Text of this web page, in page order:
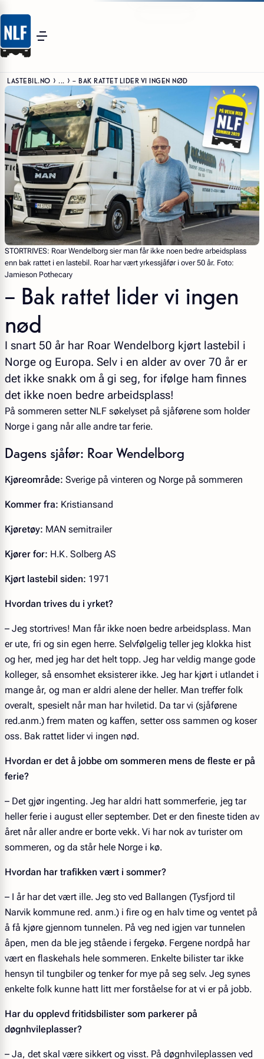
LASTEBIL.NO ... – BAK RATTET LIDER VI INGEN NØD
STORTRIVES: Roar Wendelborg sier man får ikke noen bedre arbeidsplass
enn bak rattet i en lastebil. Roar har vært yrkessjåfør i over 50 år. Foto:
Jamieson Pothecary
– Bak rattet lider vi ingen
nød
I snart 50 år har Roar Wendelborg kjørt lastebil i
Norge og Europa. Selv i en alder av over 70 år er
det ikke snakk om å gi seg, for ifølge ham finnes
det ikke noen bedre arbeidsplass!
På sommeren setter NLF søkelyset på sjåførene som holder
Norge i gang når alle andre tar ferie.
Dagens sjåfør: Roar Wendelborg
Kjøreområde: Sverige på vinteren og Norge på sommeren
Kommer fra: Kristiansand
Kjøretøy: MAN semitrailer
Kjører for: H.K. Solberg AS
Kjørt lastebil siden: 1971
Hvordan trives du i yrket?
– Jeg stortrives! Man får ikke noen bedre arbeidsplass. Man
er ute, fri og sin egen herre. Selvfølgelig teller jeg klokka hist
og her, med jeg har det helt topp. Jeg har veldig mange gode
kolleger, så ensomhet eksisterer ikke. Jeg har kjørt i utlandet i
mange år, og man er aldri alene der heller. Man treffer folk
overalt, spesielt når man har hviletid. Da tar vi (sjåførene
red.anm.) frem maten og kaffen, setter oss sammen og koser
oss. Bak rattet lider vi ingen nød.
Hvordan er det å jobbe om sommeren mens de fleste er på
ferie?
– Det gjør ingenting. Jeg har aldri hatt sommerferie, jeg tar
heller ferie i august eller september. Det er den fineste tiden av
året når aller andre er borte vekk. Vi har nok av turister om
sommeren, og da står hele Norge i kø.
Hvordan har trafikken vært i sommer?
– I år har det vært ille. Jeg sto ved Ballangen (Tysfjord til
Narvik kommune red. anm.) i fire og en halv time og ventet på
å få kjøre gjennom tunnelen. På veg ned igjen var tunnelen
åpen, men da ble jeg stående i fergekø. Fergene nordpå har
vært en flaskehals hele sommeren. Enkelte bilister tar ikke
hensyn til tungbiler og tenker for mye på seg selv. Jeg synes
enkelte folk kunne hatt litt mer forståelse for at vi er på jobb.
Har du opplevd fritidsbilister som parkerer på
døgnhvileplasser?
– Ja, det skal være sikkert og visst. På døgnhvileplassen ved